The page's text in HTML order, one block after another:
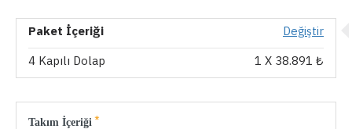
Paket İçeriği
Değiştir
4 Kapılı Dolap
1 X 38.891 ₺
Takım İçeriği